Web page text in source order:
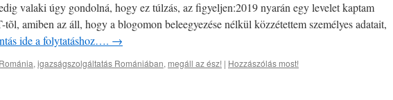
valaki úgy gondolná, hogy ez túlzás, az figyeljen:2019 nyarán egy levelet kaptam
amiben az áll, hogy a blogomon beleegyezése nélkül közzétettem személyes adatait,
ide a folytatáshoz…. →
, igazságszolgáltatás Romániában, megáll az ész! | Hozzászólás most!